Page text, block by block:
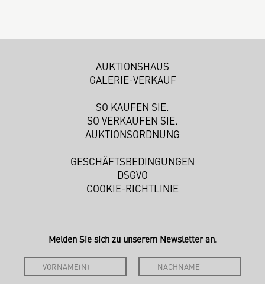
AUKTIONSHAUS
GALERIE-VERKAUF
SO KAUFEN SIE.
SO VERKAUFEN SIE.
AUKTIONSORDNUNG
GESCHÄFTSBEDINGUNGEN
DSGVO
COOKIE-RICHTLINIE
Melden Sie sich zu unserem Newsletter an.